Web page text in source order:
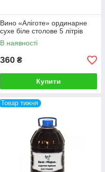
Вино «Аліготе» ординарне
сухе біле столове 5 літрів
В наявності
360 ₴
Купити
Товар тижня